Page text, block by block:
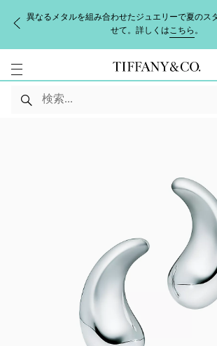
異なるメタルを組み合わせたジュエリーで夏のス
せて。詳しくはこちら 。